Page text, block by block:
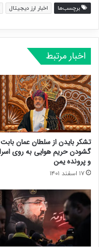
برچسب‌ها اخبار ارز دیجیتال
اخبار مرتبط
تشکر بایدن از سلطان عمان بابت
گشودن حریم هوایی به روی
و پرونده یمن
۱۷ اسفند ۱۴۰۱